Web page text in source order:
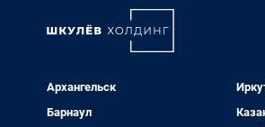
Архангельск
Барнаул